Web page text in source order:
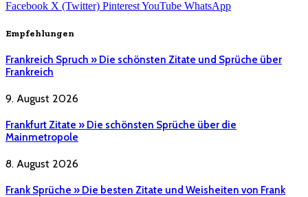
Facebook X (Twitter) PinterestYouTube WhatsApp
Empfehlungen
Frankreich Spruch » Die schönsten Zitate und Sprüche über
Frankreich
9. August 2026
Frankfurt Zitate » Die schönsten Sprüche über die
Mainmetropole
8. August 2026
Frank Sprüche » Die besten Zitate und Weisheiten von Frank